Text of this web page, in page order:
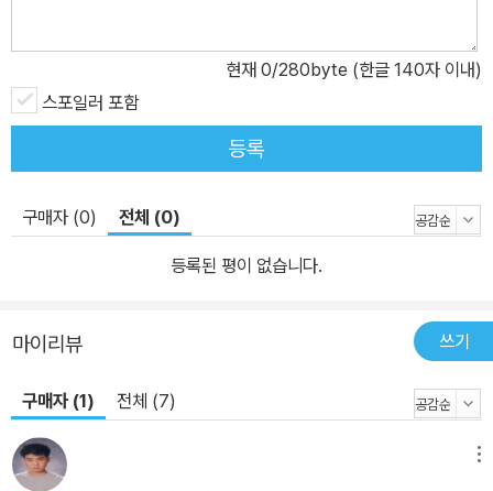
현재 0/280byte (한글 140자 이내)
스포일러 포함
등록
구매자 (0) 전체 (0)
등록된 평이 없습니다.
마이리뷰 쓰기
구매자 (1) 전체 (7)